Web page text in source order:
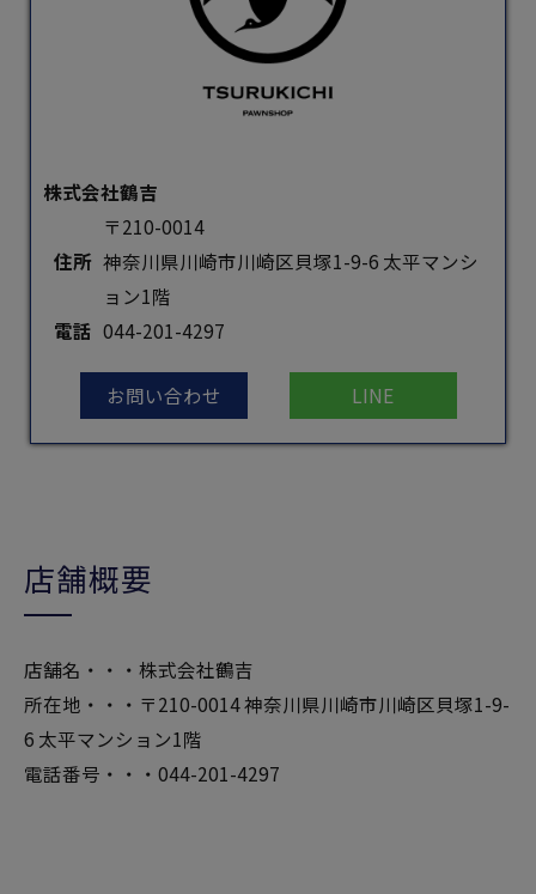
株式会社鶴吉
住所
〒210-0014
神奈川県川崎市川崎区貝塚1-9-6 太平マンシ
ョン1階
電話 044-201-4297
お問い合わせ LINE
店舗概要
店舗名・・・株式会社鶴吉
所在地・・・〒210-0014 神奈川県川崎市川崎区貝塚1-9-
6 太平マンション1階
電話番号・・・044-201-4297